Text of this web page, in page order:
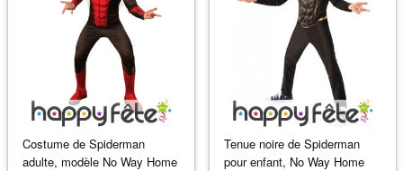
Costume de Spiderman
adulte, modèle No Way Home
Tenue noire de Spiderman
pour enfant, No Way Home